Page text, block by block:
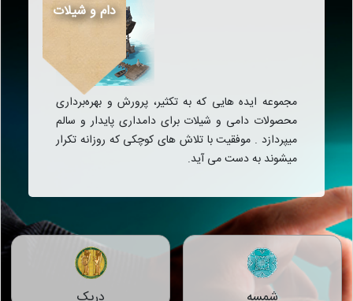
دام و شیلات
مجموعه ایده هایی که به تکثیر، پرورش و بهره‌‌برداری
محصولات دامی و شیلات برای دامداری پایدار و سالم
میپردازد . موفقیت با تلاش های کوچکی که روزانه تکرار
میشوند به دست می آید.